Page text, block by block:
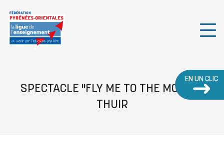
EN UN CLIC
SPECTACLE "FLY ME TO THE MOON" -
THUIR